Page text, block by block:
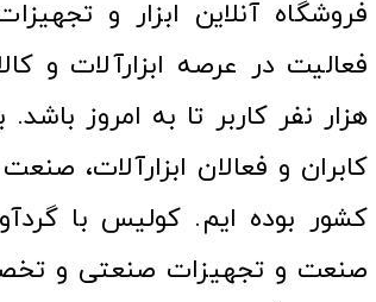
هزار نفر کاربر تا به امروز
کابران و فعالان
کشور بوده ایم. کولیس با
صنعت و تجهیزات صنعتی و